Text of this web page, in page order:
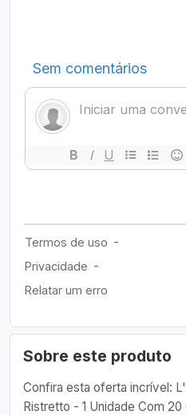
Sobre este produto
Confira esta oferta incrível:
Ristretto - 1 Unidade Com